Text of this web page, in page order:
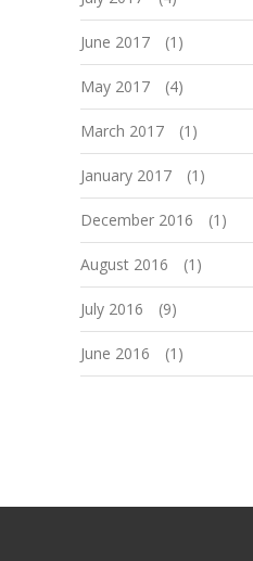
June 2017 (1)
May 2017 (4)
March 2017 (1)
January 2017 (1)
December 2016 (1)
August 2016 (1)
July 2016 (9)
June 2016 (1)